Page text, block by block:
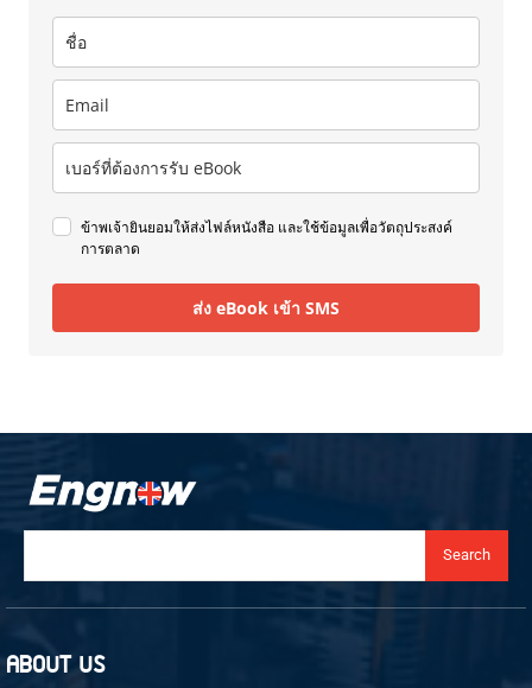
ข้าพเจ้ายินยอมให้ส่งไฟล์หนังสือ และใช้ข้อมูลเพื่อวัตถุประสงค์
การตลาด
ส่ง eBook เข้า SMS
Search
ABOUT US